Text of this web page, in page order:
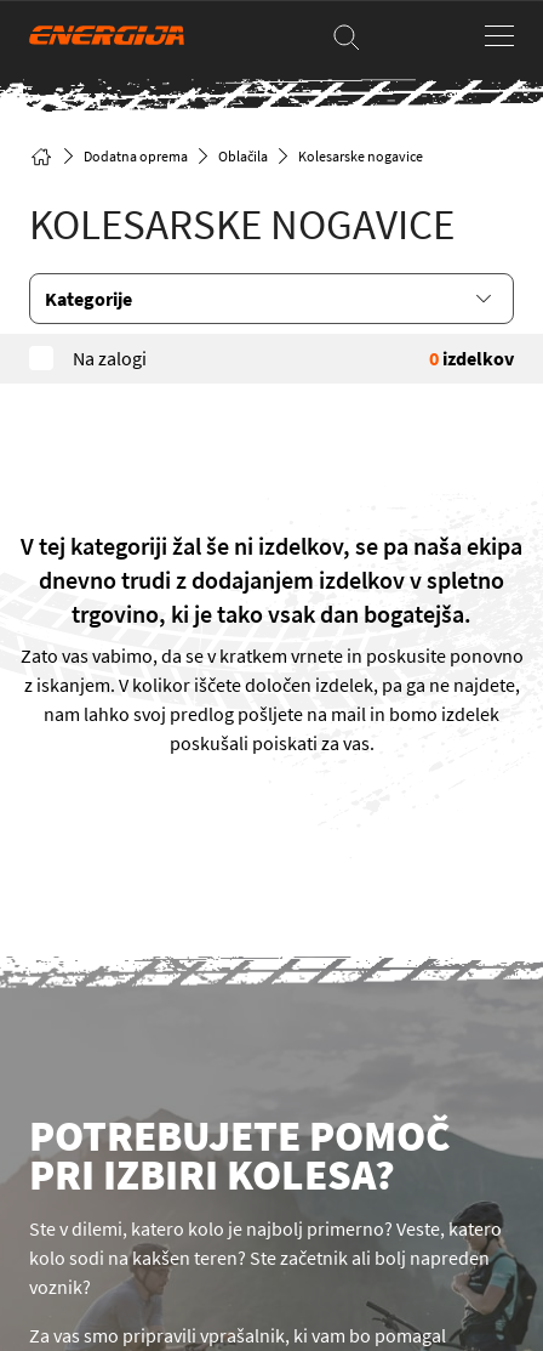
Dodatna oprema Oblačila Kolesarske nogavice
KOLESARSKE NOGAVICE
Kategorije
Na zalogi 0 izdelkov
V tej kategoriji žal še ni izdelkov, se pa naša ekipa
dnevno trudi z dodajanjem izdelkov v spletno
trgovino, ki je tako vsak dan bogatejša.
Zato vas vabimo, da se v kratkem vrnete in poskusite ponovno
z iskanjem. V kolikor iščete določen izdelek, pa ga ne najdete,
nam lahko svoj predlog pošljete na mail in bomo izdelek
poskušali poiskati za vas.
POTREBUJETE POMOČ
PRI IZBIRI KOLESA?
Ste v dilemi, katero kolo je najbolj primerno? Veste, katero
kolo sodi na kakšen teren? Ste začetnik ali bolj napreden
voznik?
Za vas smo pripravili vprašalnik, ki vam bo pomagal